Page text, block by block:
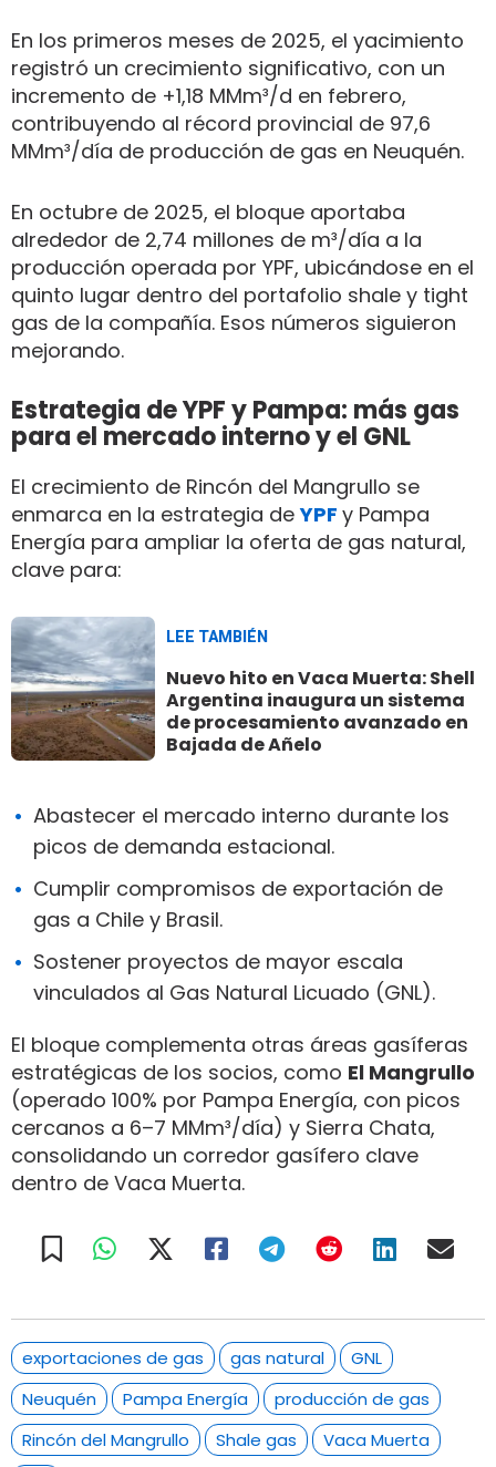
En los primeros meses de 2025, el yacimiento
registró un crecimiento significativo, con un
incremento de +1,18 MMm³/d en febrero,
contribuyendo al récord provincial de 97,6
MMm³/día de producción de gas en Neuquén.
En octubre de 2025, el bloque aportaba
alrededor de 2,74 millones de m³/día a la
producción operada por YPF, ubicándose en el
quinto lugar dentro del portafolio shale y tight
gas de la compañía. Esos números siguieron
mejorando.
Estrategia de YPF y Pampa: más gas
para el mercado interno y el GNL
El crecimiento de Rincón del Mangrullo se
enmarca en la estrategia deYPF y Pampa
Energía para ampliar la oferta de gas natural,
clave para:
LEE TAMBIÉN
Nuevo hito en Vaca Muerta: Shell
Argentina inaugura un sistema
de procesamiento avanzado en
Bajada de Añelo
Abastecer el mercado interno durante los
picos de demanda estacional.
Cumplir compromisos de exportación de
gas a Chile y Brasil.
Sostener proyectos de mayor escala
vinculados al Gas Natural Licuado (GNL).
El bloque complementa otras áreas gasíferas
estratégicas de los socios, como El Mangrullo
(operado 100% por Pampa Energía, con picos
cercanos a 6–7 MMm³/día) y Sierra Chata,
consolidando un corredor gasífero clave
dentro de Vaca Muerta.
exportaciones de gas gas natural
GNL
Neuquén
Pampa Energía
producción de gas
Rincón del Mangrullo
Shale gas
Vaca Muerta